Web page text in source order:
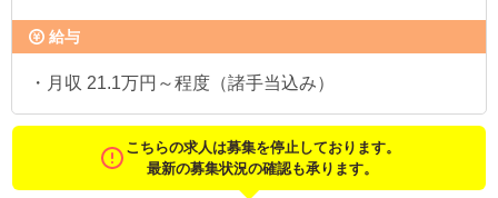
給与
・月収 21.1万円～程度（諸手当込み）
こちらの求人は募集を停止しております。
最新の募集状況の確認も承ります。